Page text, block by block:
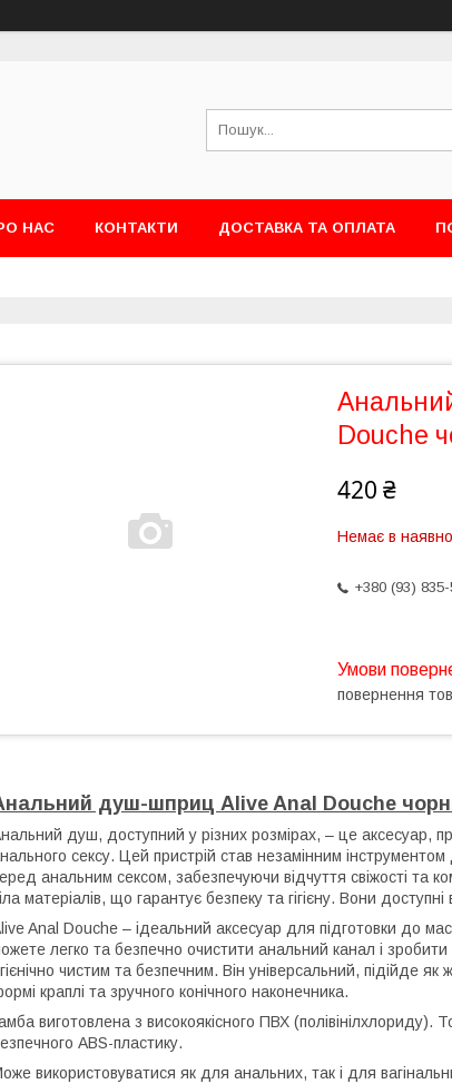
НАС КОНТАКТИ ДОСТАВКА ТА ОПЛАТА
Douche
420 ₴
Немає в
+380 (93)
повернення
душ-шприц Alive Anal Douche
душ, доступний у різних розмірах, – це аксесуар,
сексу. Цей пристрій став незамінним
анальним сексом, забезпечуючи відчуття свіжості та
матеріалів, що гарантує безпеку та гігієну. Вони доступні
Anal Douche – ідеальний аксесуар для підготовки до
легко та безпечно очистити анальний канал і
чистим та безпечним. Він універсальний, підійде
краплі та зручного конічного наконечника.
виготовлена з високоякісного ПВХ (полівінілхлориду).
ABS-пластику.
використовуватися як для анальних, так і для